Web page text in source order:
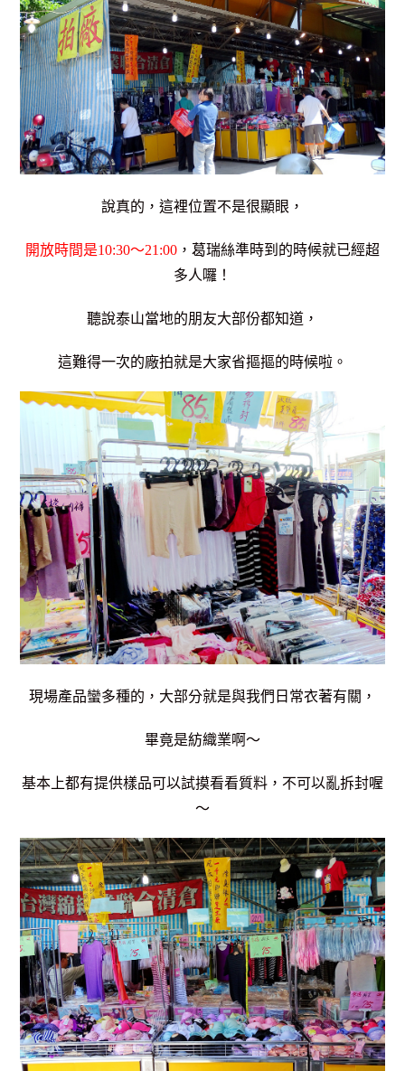
說真的，這裡位置不是很顯眼，
開放時間是10:30～21:00 ，葛瑞絲準時到的時候就已經超
多人囉！
聽說泰山當地的朋友大部份都知道，
這難得一次的廠拍就是大家省摳摳的時候啦。
現場產品蠻多種的，大部分就是與我們日常衣著有關，
畢竟是紡織業啊～
基本上都有提供樣品可以試摸看看質料，不可以亂拆封喔
～